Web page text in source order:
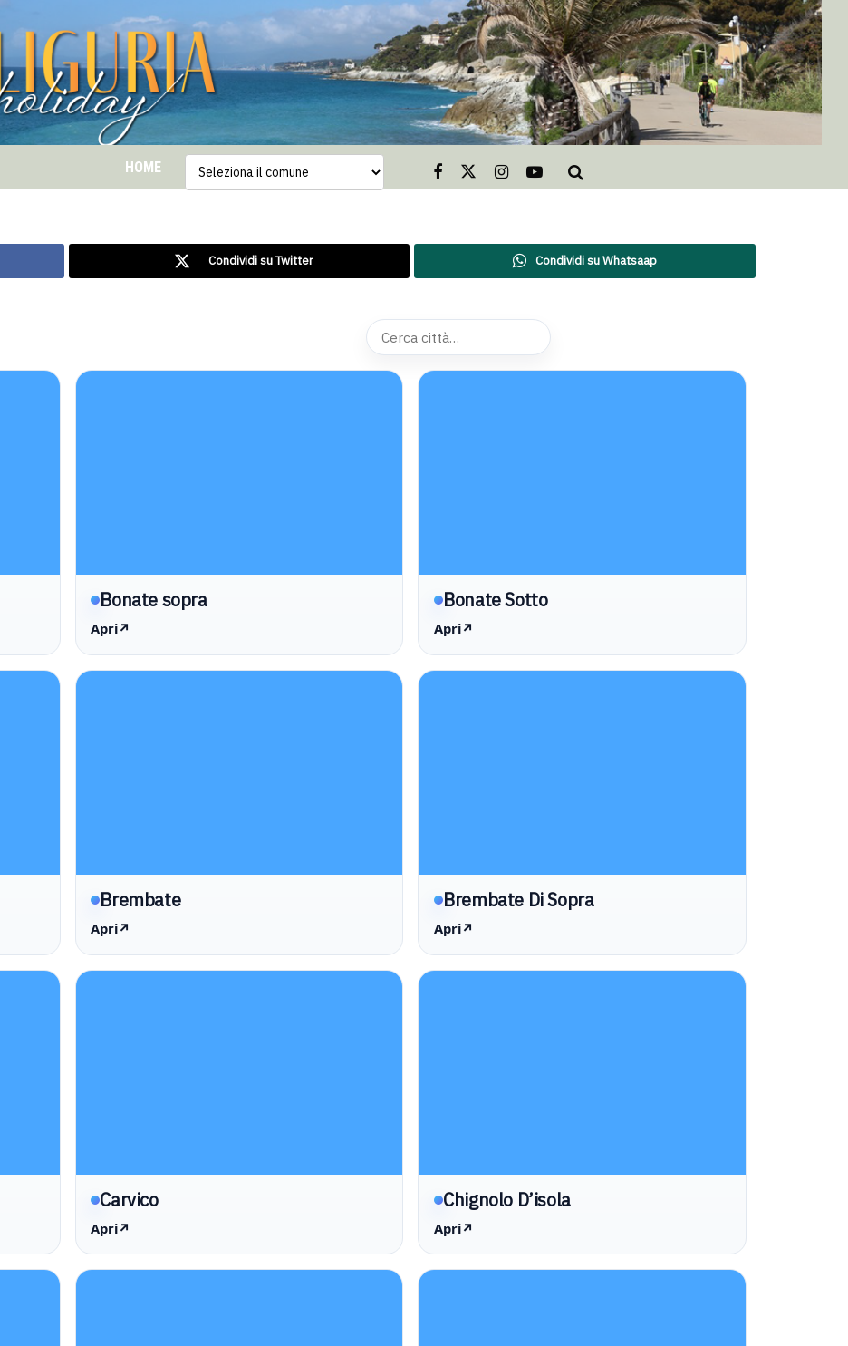
HOME
Condividi su Twitter Condividi su Whatsaap
Bonate sopra
Apri↗
Bonate Sotto
Apri↗
Brembate
Apri↗
Brembate Di Sopra
Apri↗
Carvico
Apri↗
Chignolo D’isola
Apri↗